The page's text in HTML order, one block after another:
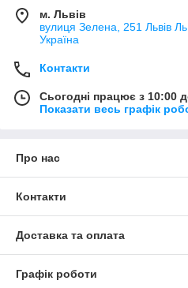
м. Львів
вулиця Зелена, 251 Львів
Україна
Контакти
Сьогодні працює з 10:00
Показати весь графік
Про нас
Контакти
Доставка та оплата
Графік роботи